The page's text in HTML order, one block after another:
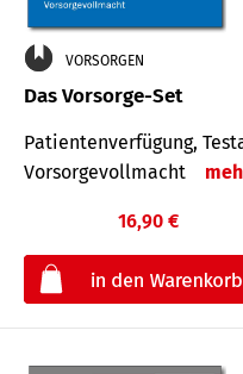
VORSORGEN
Das Vorsorge-Set
Patienten­ver­fügung,
Vor­sorge­voll­macht
16,90 €